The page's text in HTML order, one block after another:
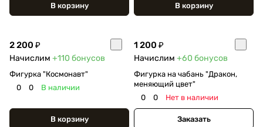
В корзину В корзину
2 200 ₽
Начислим +110 бонусов
Фигурка "Космонавт"
0
0 В наличии
В корзину
1 200 ₽
Начислим +60 бонусов
Фигурка на чабань "Дракон,
меняющий цвет"
0
0 Нет в наличии
Заказать